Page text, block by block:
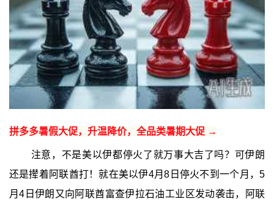
拼多多暑假大促，升温降价，全品类暑期大促 →
注意，不是美以伊都停火了就万事大吉了吗？可伊朗
还是撵着阿联酋打！就在美以伊4月8日停火不到一个月，5
月4日伊朗又向阿联酋富查伊拉石油工业区发动袭击，阿联